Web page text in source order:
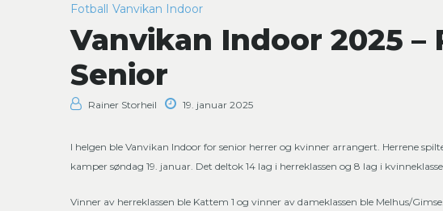
Fotball Vanvikan Indoor
Vanvikan Indoor 2025 –
Senior
Rainer Storheil 19. januar 2025
I helgen ble Vanvikan Indoor for senior herrer og kvinner arrangert. Herrene
kamper søndag 19. januar. Det deltok 14 lag i herreklassen og 8 lag i
Vinner av herreklassen ble Kattem 1 og vinner av dameklassen ble Melhus/